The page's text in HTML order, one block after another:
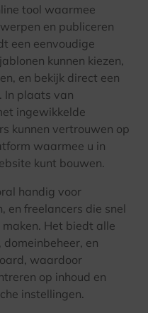
tool waarmee
en publiceren
een eenvoudige
kunnen kiezen,
en bekijk direct een
In plaats van
ingewikkelde
kunnen vertrouwen op
waarmee u in
kunt bouwen.
handig voor
en freelancers die snel
Het biedt alle
en
waardoor
op inhoud en
instellingen.